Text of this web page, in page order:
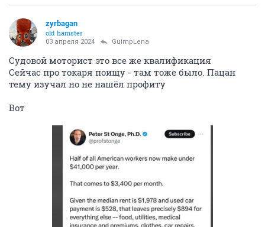
zyrbagan
old hamster
03 апреля 2024 GuimpLena
Судовой моторист это все же квалификация
Сейчас про токаря поищу - там тоже было. Пацан
тему изучал но не нашёл профиту
Вот